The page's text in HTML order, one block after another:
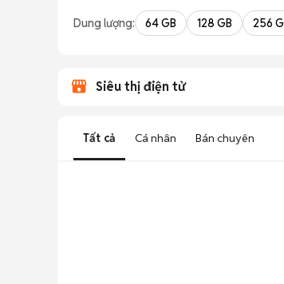
Dung lượng: 64 GB 128 GB 256
Siêu thị điện tử
Tất cả Cá nhân Bán chuyên